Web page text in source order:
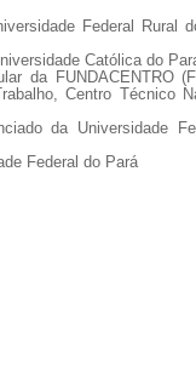
Federal Rural
Católica do
da FUNDACENTRO
Centro Técnico
da Universidade
Federal do Pará